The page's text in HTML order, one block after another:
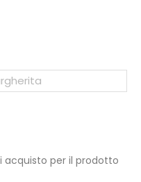
acquisto per il prodotto